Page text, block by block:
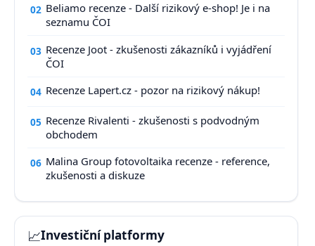
02 Beliamo recenze - Další rizikový e-shop! Je i na
seznamu ČOI
03 Recenze Joot - zkušenosti zákazníků i vyjádření
ČOI
04 Recenze Lapert.cz - pozor na rizikový nákup!
05 Recenze Rivalenti - zkušenosti s podvodným
obchodem
06 Malina Group fotovoltaika recenze - reference,
zkušenosti a diskuze
📈Investiční platformy